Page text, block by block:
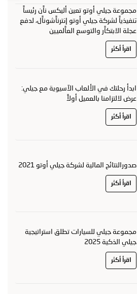
مجموعة جيلي أوتو تعين أليكس ناًن رئيساً
تنفيذياً لشركة جيلي أوتو إنترناًشوناًل، لدفع
عجلة الابتكاًر والتوسع العاًلميين
اقرأ أكثر
ابدأ رحلتك في الألعاب الآسيوية مع جيلي:
عرض لالتزامنا بالعميل أولاً
اقرأ أكثر
صدورالنتائج المالية لشركة جيلي أوتو 2021
اقرأ أكثر
مجموعة جيلي للسيارات تطلق استراتيجية
جيلي الذكية 2025
اقرأ أكثر